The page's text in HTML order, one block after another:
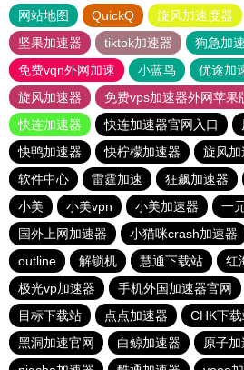
网站地图 QuickQ 旋风加速度器
坚果加速器
tiktok加速器
狗急加
免费vqn外网加速
小蓝鸟 优途加
旋风加速器
免费vps加速器外网苹果
快连加速器
快连加速器官网入口
快鸭加速器
快柠檬加速器 旋风加
软件中心
雷霆加速 狂飙加速器
小美
小美vpn 小美加速器 一
国外上网加速器
小猫咪crash加速器
outline
解锁机 慧通下载站 红
极光vp加速器
手机外国加速器官网
目标下载站
点点加速器 CHK下
黑洞加速官网
白鲸加速器 原子加